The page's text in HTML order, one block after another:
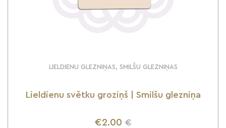
LIELDIENU GLEZNIŅAS, SMILŠU GLEZNIŅAS
Lieldienu svētku groziņš | Smilšu glezniņa
€2.00 €